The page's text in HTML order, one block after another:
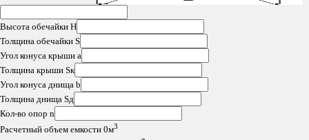
Высота обечайки H
Толщина обечайки S
Угол конуса крыши a
Толщина крыши Sк
Угол конуса днища b
Толщина днища Sд
Кол-во опор n
Расчетный объем емкости 0м3